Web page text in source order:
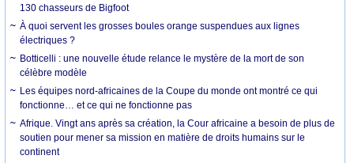
130 chasseurs de Bigfoot
À quoi servent les grosses boules orange suspendues aux lignes
électriques ?
Botticelli : une nouvelle étude relance le mystère de la mort de son
célèbre modèle
Les équipes nord-africaines de la Coupe du monde ont montré ce qui
fonctionne… et ce qui ne fonctionne pas
Afrique. Vingt ans après sa création, la Cour africaine a besoin de plus de
soutien pour mener sa mission en matière de droits humains sur le
continent